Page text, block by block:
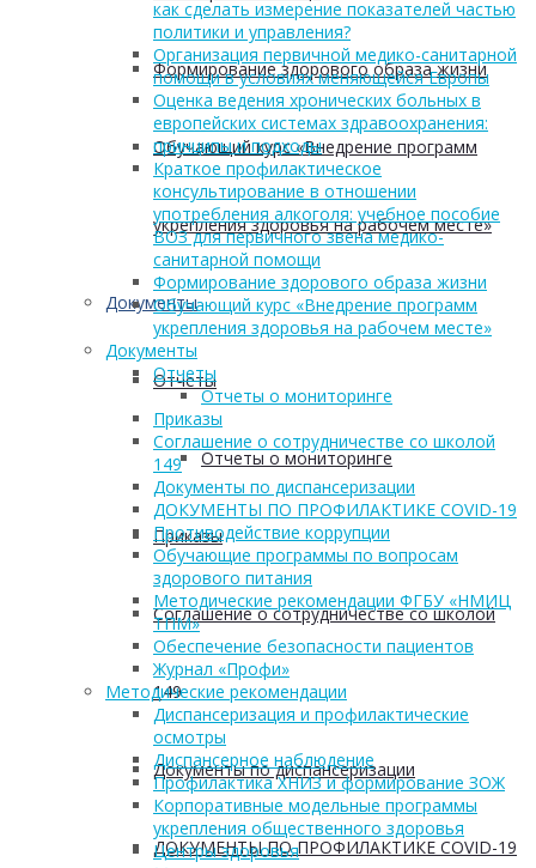
Формирование здорового образа жизни
Обучающий курс «Внедрение программ
укрепления здоровья на рабочем месте»
Документы
Отчеты
Отчеты о мониторинге
Приказы
Соглашение о сотрудничестве со школой
149
Документы по диспансеризации
ДОКУМЕНТЫ ПО ПРОФИЛАКТИКЕ COVID-19
как сделать измерение показателей частью
политики и управления?
Организация первичной медико-санитарной
помощи в условиях меняющейся Европы
Оценка ведения хронических больных в
европейских системах здравоохранения:
принципы и подходы
Краткое профилактическое
консультирование в отношении
употребления алкоголя: учебное пособие
ВОЗ для первичного звена медико-
санитарной помощи
Формирование здорового образа жизни
Обучающий курс «Внедрение программ
укрепления здоровья на рабочем месте»
Документы
Отчеты
Отчеты о мониторинге
Приказы
Соглашение о сотрудничестве со школой
149
Документы по диспансеризации
ДОКУМЕНТЫ ПО ПРОФИЛАКТИКЕ COVID-19
Противодействие коррупции
Обучающие программы по вопросам
здорового питания
Методические рекомендации ФГБУ «НМИЦ
ТПМ»
Обеспечение безопасности пациентов
Журнал «Профи»
Методические рекомендации
Диспансеризация и профилактические
осмотры
Диспансерное наблюдение
Профилактика ХНИЗ и формирование ЗОЖ
Корпоративные модельные программы
укрепления общественного здоровья
Центры здоровья